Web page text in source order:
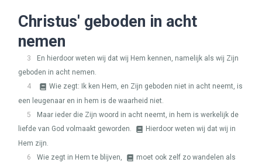
Christus' geboden in acht
nemen
3
En hierdoor weten wij dat wij Hem kennen, namelijk als wij Zijn
geboden in acht nemen.
4
Wie zegt: Ik ken Hem, en Zijn geboden niet in acht neemt, is
een leugenaar en in hem is de waarheid niet.
5
Maar ieder die Zijn woord in acht neemt, in hem is werkelijk de
liefde van God volmaakt geworden.
Hierdoor weten wij dat wij in
Hem zijn.
6
Wie zegt in Hem te blijven,
moet ook zelf zo wandelen als